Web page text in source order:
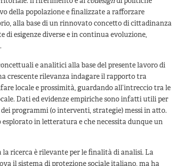
della popolazione e finalizzate a rafforzare
alla base di un rinnovato concetto di cittadinanza
di esigenze diverse e in continua evoluzione,
e analitici alla base del presente lavoro di
crescente rilevanza indagare il rapporto tra
locale e prossimità, guardando all’intreccio tra le
Dati ed evidenze empiriche sono infatti utili per
programmi (o interventi, strategie) messi in atto.
in letteratura e che necessita dunque un
ricerca è rilevante per le finalità di analisi. La
il sistema di protezione sociale italiano, ma ha